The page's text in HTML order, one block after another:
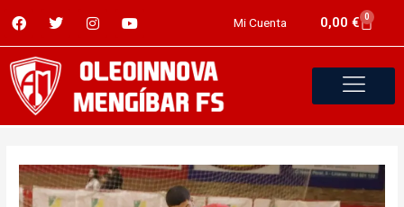
Mi Cuenta 0,00 € 0